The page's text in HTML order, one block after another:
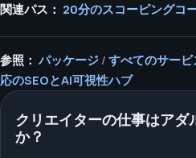
関連パス： 20分のスコーピングコ
参照： パッケージ / すべてのサービ
応のSEOとAI可視性ハブ
クリエイターの仕事はアダ
か？